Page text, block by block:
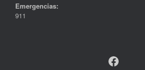
Emergencias:
911
Facebook